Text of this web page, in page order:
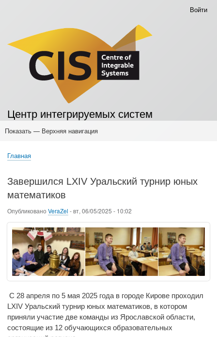
основному
содержанию
записи
пользователя
Войти
Центр интегрируемых систем
Верхняя
Показать — Верхняя навигация
Главная
Основные публикации
Конференции
Мероприятия
Научные семинары
Мероприятия для учителей
Мероприятия для школьников
Семинары для студентов
Строка
Главная
Завершился LXIV Уральский турнир юных
математиков
Опубликовано VeraZel -вт, 06/05/2025 - 10:02
С 28 апреля по 5 мая 2025 года в городе Кирове проходил
LXIV Уральский турнир юных математиков, в котором
приняли участие две команды из Ярославской области,
состоящие из 12 обучающихся образовательных